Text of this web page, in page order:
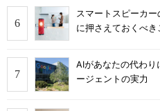
スマートスピーカ
に押さえておくべき
AIがあなたの代わ
ージェントの実力